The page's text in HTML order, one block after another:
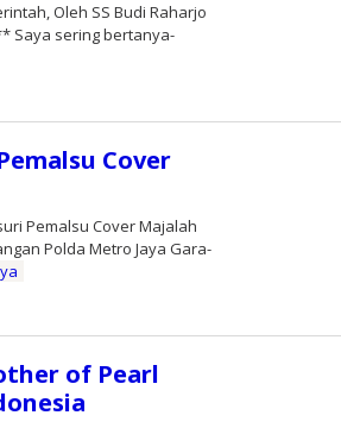
Oleh SS Budi Raharjo
Saya sering bertanya-
Cover
Pemalsu Cover Majalah
Polda Metro Jaya Gara-
of Pearl